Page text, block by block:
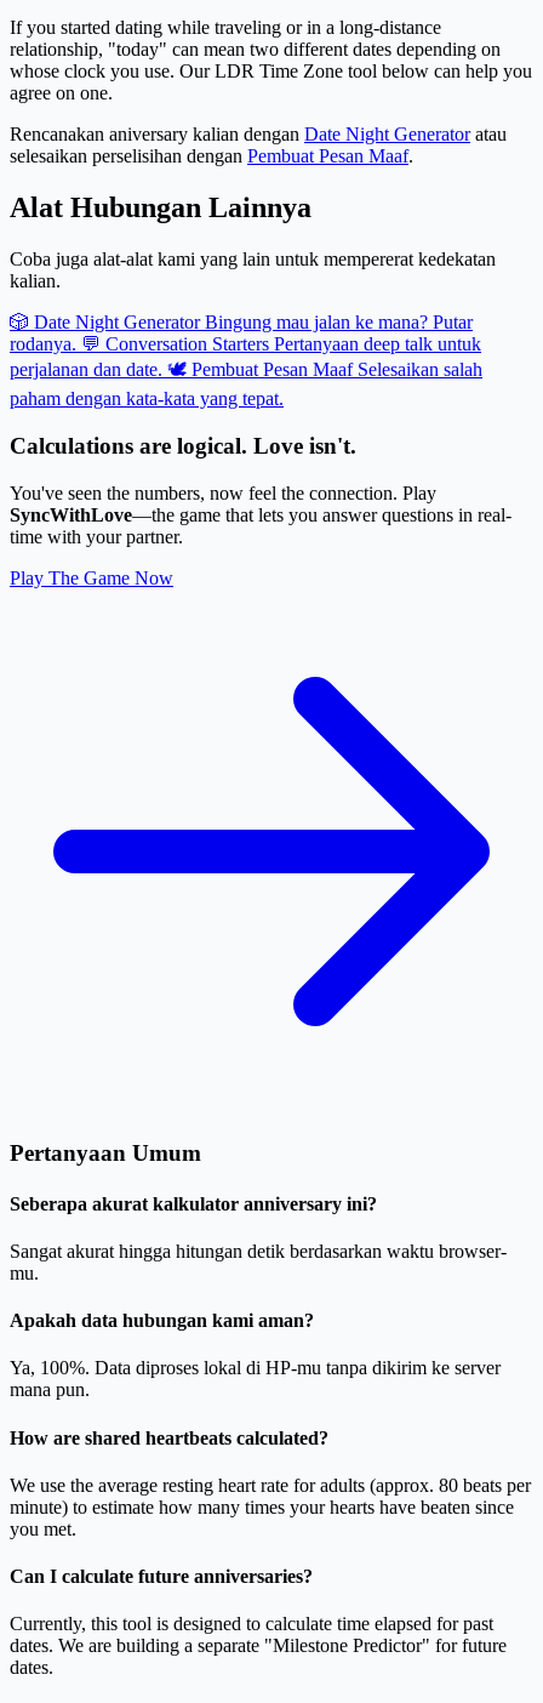
If you started dating while traveling or in a long-distance
relationship, "today" can mean two different dates depending on
whose clock you use. Our LDR Time Zone tool below can help you
agree on one.
Rencanakan aniversary kalian dengan Date Night Generatoratau
selesaikan perselisihan dengan Pembuat Pesan Maaf.
Alat Hubungan Lainnya
Coba juga alat-alat kami yang lain untuk mempererat kedekatan
kalian.
🎲 Date Night Generator Bingung mau jalan ke mana? Putar
rodanya. 💬 Conversation Starters Pertanyaan deep talk untuk
perjalanan dan date. 🕊️ Pembuat Pesan Maaf Selesaikan salah
paham dengan kata-kata yang tepat.
Calculations are logical. Love isn't.
You've seen the numbers, now feel the connection. Play
SyncWithLove—the game that lets you answer questions in real-
time with your partner.
Play The Game Now
Pertanyaan Umum
Seberapa akurat kalkulator anniversary ini?
Sangat akurat hingga hitungan detik berdasarkan waktu browser-
mu.
Apakah data hubungan kami aman?
Ya, 100%. Data diproses lokal di HP-mu tanpa dikirim ke server
mana pun.
How are shared heartbeats calculated?
We use the average resting heart rate for adults (approx. 80 beats per
minute) to estimate how many times your hearts have beaten since
you met.
Can I calculate future anniversaries?
Currently, this tool is designed to calculate time elapsed for past
dates. We are building a separate "Milestone Predictor" for future
dates.